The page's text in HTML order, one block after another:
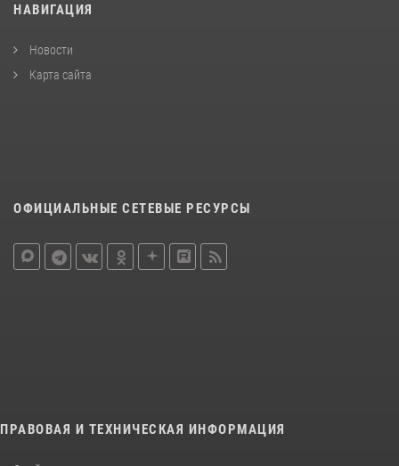
НАВИГАЦИЯ
Новости
Карта сайта
ОФИЦИАЛЬНЫЕ СЕТЕВЫЕ РЕСУРСЫ
ПРАВОВАЯ И ТЕХНИЧЕСКАЯ ИНФОРМАЦИЯ